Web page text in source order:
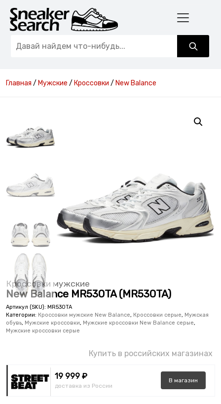
Главная / Мужские / Кроссовки / New Balance
Кроссовки мужские
New Balance MR530TA (MR530TA)
Артикул (SKU): MR530TA
Категории: Кроссовки мужские New Balance, Кроссовки серые, Мужская
обувь, Мужские кроссовки, Мужские кроссовки New Balance серые,
Мужские кроссовки серые
Купить в российских магазинах
19 999 ₽
доставка из России
В магазин